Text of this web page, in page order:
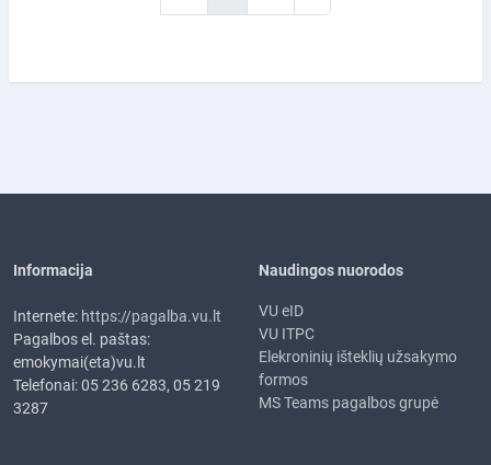
Informacija
Internete: https://pagalba.vu.lt
Pagalbos el. paštas:
emokymai(eta)vu.lt
Telefonai: 05 236 6283, 05 219
3287
Naudingos nuorodos
VU eID
VU ITPC
Elekroninių išteklių užsakymo
formos
MS Teams pagalbos grupė